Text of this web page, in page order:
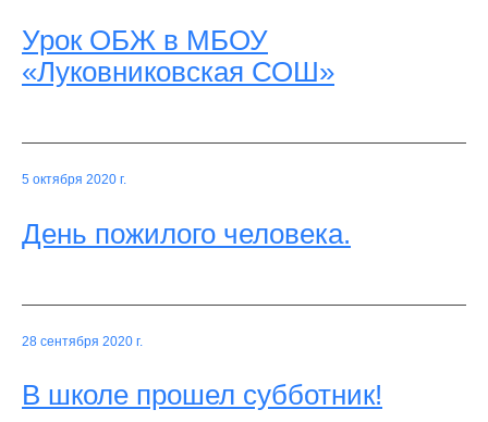
Урок ОБЖ в МБОУ
«Луковниковская СОШ»
5 октября 2020 г.
День пожилого человека.
28 сентября 2020 г.
В школе прошел субботник!